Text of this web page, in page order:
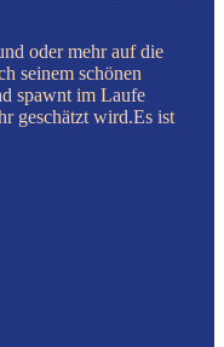
oder mehr auf die
seinem schönen
spawnt im Laufe
geschätzt wird.Es ist